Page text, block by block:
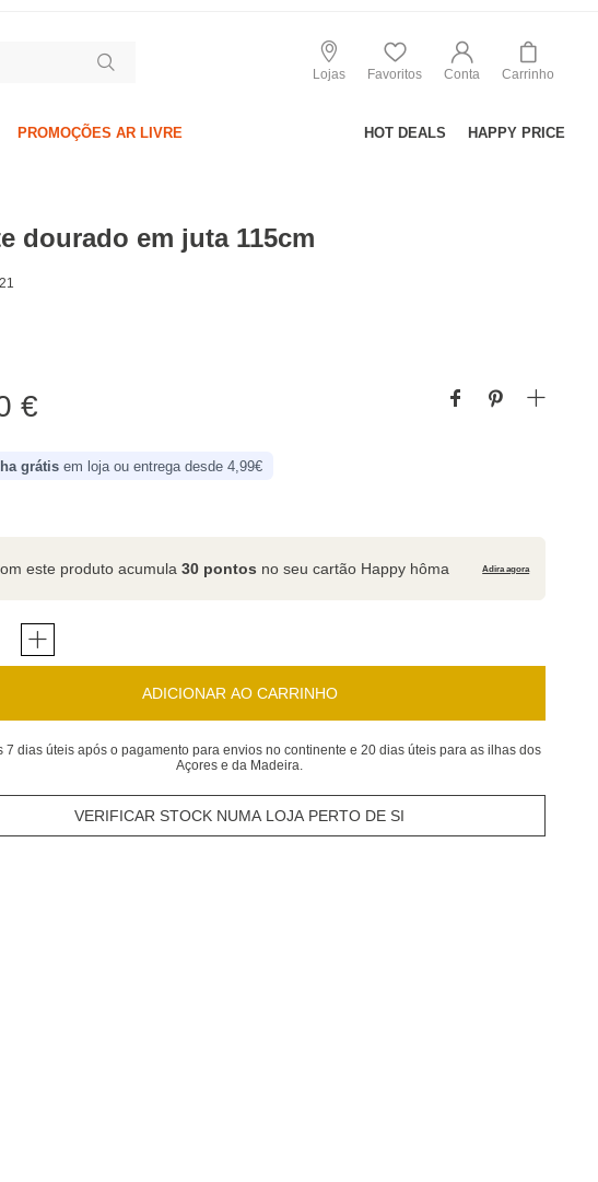
Lojas Favoritos Conta Carrinho
PROMOÇÕES AR LIVRE HOT DEALS HAPPY PRICE
dourado em juta 115cm
€
grátis em loja ou entrega desde 4,99€
este produto acumula30 pontos no seu cartão Happy hôma Adira agora
ADICIONAR AO CARRINHO
7 dias úteis após o pagamento para envios no continente e 20 dias úteis para as ilhas dos
Açores e da Madeira.
VERIFICAR STOCK NUMA LOJA PERTO DE SI